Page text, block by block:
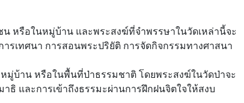
หรือในหมู่บ้าน และพระสงฆ์ที่จำพรรษาในวัดเหล่านี้จะ
รเทศนา การสอนพระปริยัติ การจัดกิจกรรมทางศาสนา
มู่บ้าน หรือในพื้นที่ป่าธรรมชาติ โดยพระสงฆ์ในวัดป่าจะ
ธิ และการเข้าถึงธรรมะผ่านการฝึกฝนจิตใจให้สงบ